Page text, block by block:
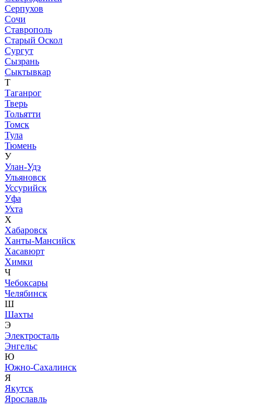
Серпухов
Сочи
Ставрополь
Старый Оскол
Сургут
Сызрань
Сыктывкар
Т
Таганрог
Тверь
Тольятти
Томск
Тула
Тюмень
У
Улан-Удэ
Ульяновск
Уссурийск
Уфа
Ухта
Х
Хабаровск
Ханты-Мансийск
Хасавюрт
Химки
Ч
Чебоксары
Челябинск
Ш
Шахты
Э
Электросталь
Энгельс
Ю
Южно-Сахалинск
Я
Якутск
Ярославль